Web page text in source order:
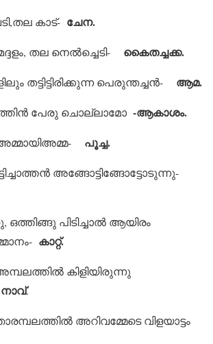
കാട്- ചേന.
തല നെല്‍ച്ചെടി- കൈതച്ചക്ക.
തട്ടിട്ടിരിക്കുന്ന പെരുന്തച്ചന്‍- ആമ.
പേരു ചൊല്ലാമോ -ആകാശം.
പൂച്ച.
അങ്ങോട്ടിങ്ങോട്ടോടുന്നു-
പിടിച്ചാല്‍ ആയിരം
കാറ്റ്.
കിളിയിരുന്നു
നാവ്.
അറിവമ്മേടെ വിളയാട്ടം